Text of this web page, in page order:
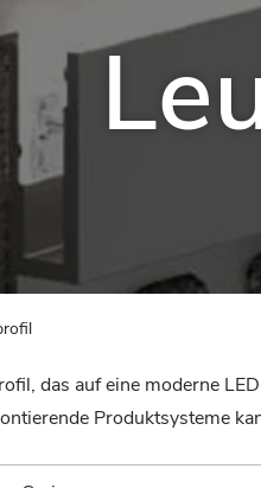
das auf eine moderne
Produktsysteme